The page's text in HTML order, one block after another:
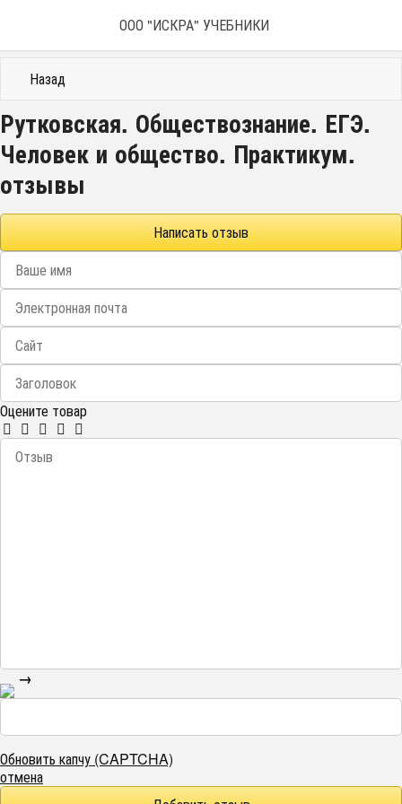
ООО "ИСКРА" УЧЕБНИКИ
Назад
Рутковская. Обществознание. ЕГЭ.
Человек и общество. Практикум.
отзывы
Написать отзыв
Оцените товар
→
Обновить капчу (CAPTCHA)
отмена